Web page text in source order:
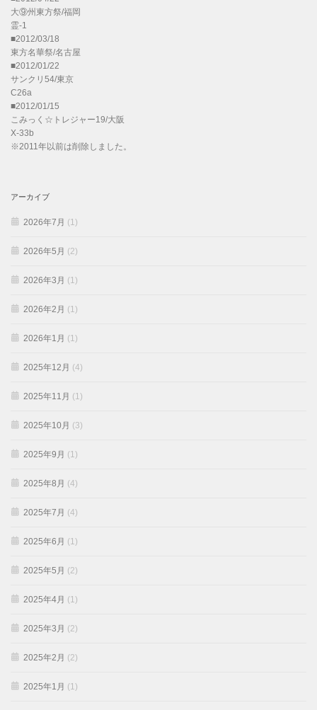
大⑨州東方祭/福岡
霊-1
■2012/03/18
東方名華祭/名古屋
■2012/01/22
サンクリ54/東京
C26a
■2012/01/15
こみっく☆トレジャー19/大阪
X-33b
※2011年以前は削除しました。
アーカイブ
2026年7月 (1)
2026年5月 (2)
2026年3月 (1)
2026年2月 (1)
2026年1月 (1)
2025年12月 (4)
2025年11月 (1)
2025年10月 (3)
2025年9月 (1)
2025年8月 (4)
2025年7月 (4)
2025年6月 (1)
2025年5月 (2)
2025年4月 (1)
2025年3月 (2)
2025年2月 (2)
2025年1月 (1)